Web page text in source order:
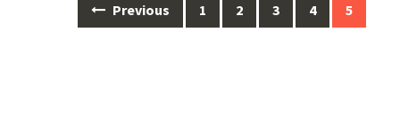
navigation
Previous 1 2 3 4 5